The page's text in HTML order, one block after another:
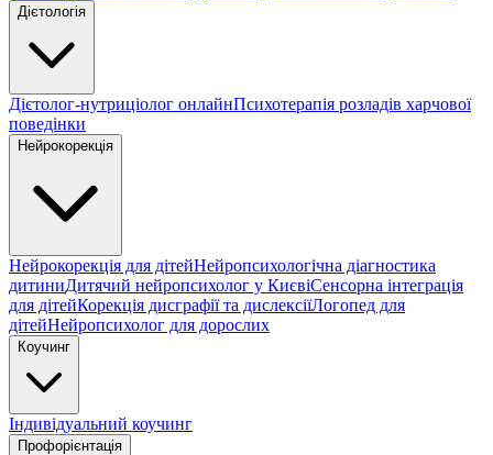
Дієтологія
Дієтолог-нутриціолог онлайнПсихотерапія розладів харчової
поведінки
Нейрокорекція
Нейрокорекція для дітейНейропсихологічна діагностика
дитиниДитячий нейропсихолог у КиєвіСенсорна інтеграція
для дітейКорекція дисграфії та дислексіїЛогопед для
дітейНейропсихолог для дорослих
Коучинг
Індивідуальний коучинг
Профорієнтація